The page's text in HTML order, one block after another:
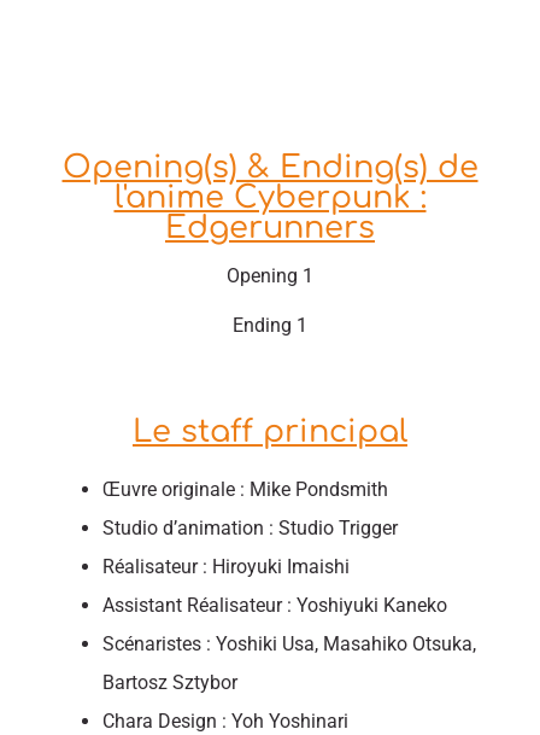
Opening(s) & Ending(s) de
l'anime Cyberpunk :
Edgerunners
Opening 1
Ending 1
Le staff principal
Œuvre originale : Mike Pondsmith
Studio d’animation : Studio Trigger
Réalisateur : Hiroyuki Imaishi
Assistant Réalisateur : Yoshiyuki Kaneko
Scénaristes : Yoshiki Usa, Masahiko Otsuka,
Bartosz Sztybor
Chara Design : Yoh Yoshinari